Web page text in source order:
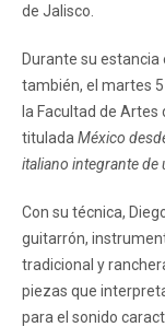
de Jalisco.
Durante su
también, el martes
la Facultad de
titulada México
italiano integrante de
Con su técnica,
guitarrón,
tradicional y
piezas que
para el sonido